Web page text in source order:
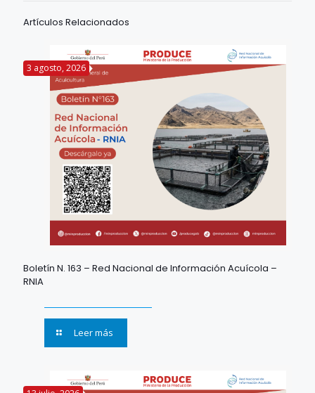
Artículos Relacionados
3 agosto, 2026
Boletín N. 163 – Red Nacional de Información Acuícola –
RNIA
Leer más